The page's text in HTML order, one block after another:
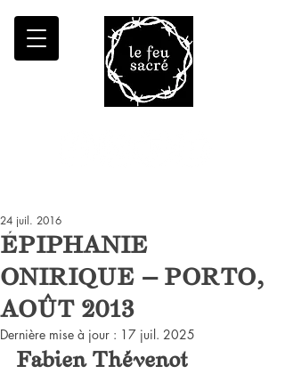
ÉPIPHANIE
ONIRIQUE — PORTO,
AOÛT 2013
24 juil. 2016
Dernière mise à jour : 17 juil. 2025
Fabien Thévenot